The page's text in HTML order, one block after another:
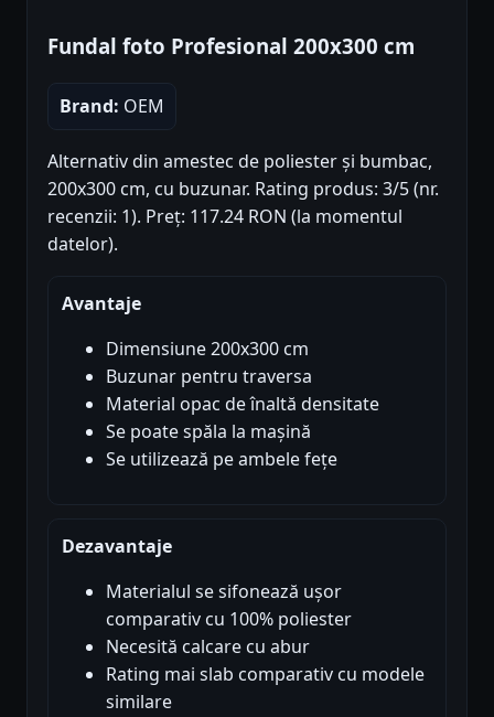
Fundal foto Profesional 200x300 cm
Brand: OEM
Alternativ din amestec de poliester și bumbac,
200x300 cm, cu buzunar. Rating produs: 3/5 (nr.
recenzii: 1). Preț: 117.24 RON (la momentul
datelor).
Avantaje
Dimensiune 200x300 cm
Buzunar pentru traversa
Material opac de înaltă densitate
Se poate spăla la mașină
Se utilizează pe ambele fețe
Dezavantaje
Materialul se sifonează ușor
comparativ cu 100% poliester
Necesită calcare cu abur
Rating mai slab comparativ cu modele
similare